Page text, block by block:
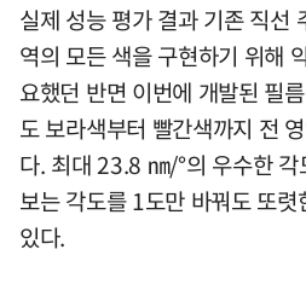
실제 성능 평가 결과 기존 직선
역의 모든 색을 구현하기 위해
요했던 반면 이번에 개발된 필
도 보라색부터 빨간색까지 전
다. 최대 23.8 ㎚/°의 우수한
보는 각도를 1도만 바꿔도 또
있다.